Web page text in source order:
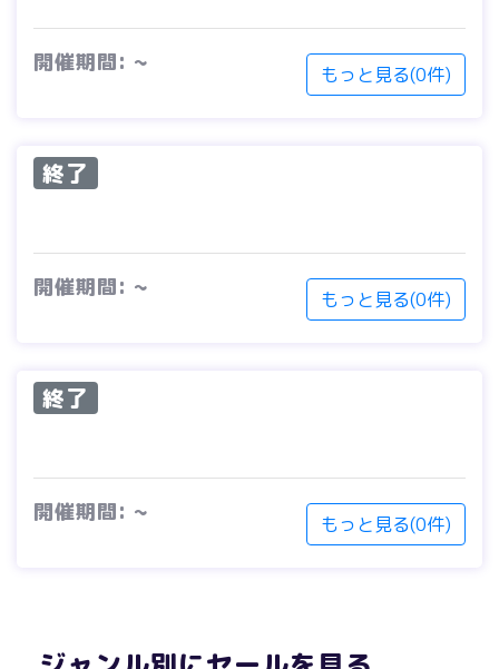
開催期間: ~ もっと見る(0件)
終了
開催期間: ~ もっと見る(0件)
終了
開催期間: ~ もっと見る(0件)